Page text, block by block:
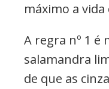
máximo a vida
A regra nº 1 é
salamandra
de que as